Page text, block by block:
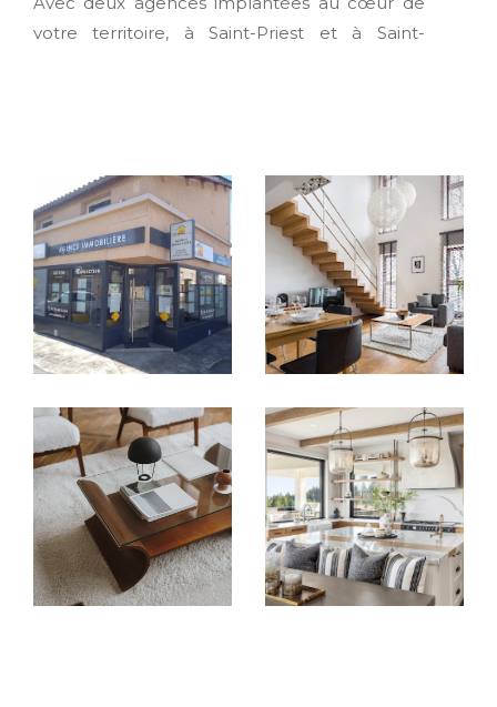
votre territoire, à Saint-Priest et à Saint-
Vendre avec justesse, au bon moment
et au bon prix
Vous avez un bien à vendre àSaint-Priest
Saint-Bonnet-de-Mure ou dans les
communes avoisinantes ? LeCabinet
Immobilier Diffusion CID
vous accompagne
de l’estimation à la signature de l’acte
justesse.
Nous intervenons sur tous types de biens :
Appartements T2, T3, T5
Maisons de villageavec jardin ou cour
Villas à vendreavec piscine ou terrasse